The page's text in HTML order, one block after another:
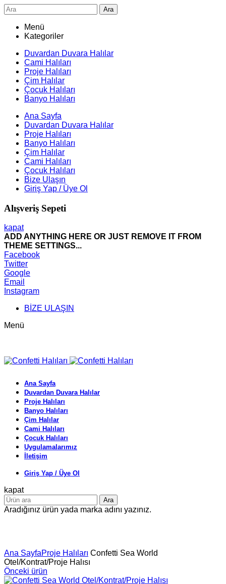
Ara
Menü
Kategoriler
Duvardan Duvara Halılar
Cami Halıları
Proje Halıları
Çim Halılar
Çocuk Halıları
Banyo Halıları
Ana Sayfa
Duvardan Duvara Halılar
Proje Halıları
Banyo Halıları
Çim Halılar
Cami Halıları
Çocuk Halıları
Bize Ulaşın
Giriş Yap / Üye Ol
Alışveriş Sepeti
kapat
ADD ANYTHING HERE OR JUST REMOVE IT FROM
THEME SETTINGS...
Facebook
Twitter
Google
Email
Instagram
BİZE ULAŞIN
Menü
Ana Sayfa
Duvardan Duvara Halılar
Proje Halıları
Banyo Halıları
Çim Halılar
Cami Halıları
Çocuk Halıları
Uygulamalarımız
İletişim
Giriş Yap / Üye Ol
kapat
Ara
Aradığınız ürün yada marka adını yazınız.
Ana SayfaProje Halıları Confetti Sea World
Otel/Kontrat/Proje Halısı
Önceki ürün